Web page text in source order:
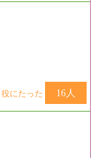
役にたった 16人